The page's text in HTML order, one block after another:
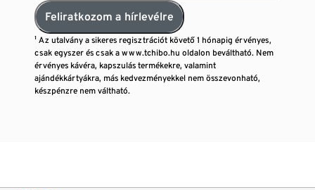
Feliratkozom a hírlevélre
¹ Az utalvány a sikeres regisztrációt követő 1 hónapig érvényes,
csak egyszer és csak a www.tchibo.hu oldalon beváltható. Nem
érvényes kávéra, kapszulás termékekre, valamint
ajándékkártyákra, más kedvezményekkel nem összevonható,
készpénzre nem váltható.